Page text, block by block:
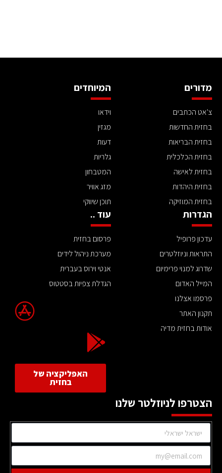
מדורים
צ'אט הכתבים
בחזית החדשות
בחזית הבריאות
בחזית הכלכלית
בחזית לאישה
בחזית היהדות
בחזית המוזיקה
המיוחדים
וידאו
מגזין
דעות
גלריות
המטבחון
מזג אוויר
תוכן שיווקי
הגדרות
עדכון פרופיל
התראות וניוזלטרים
שדרוג למנוי פרימיום
המייל האדום
פרסמו אצלנו
תקנון האתר
אודות בחזית מדיה
עוד ..
פרסום בחזית
מערכת ניהול לידים
אנטי וירוס בעברית
הגדלת צפיות בסטטוס
האפליקציה של
בחזית
הצטרפו לניוזלטר שלנו